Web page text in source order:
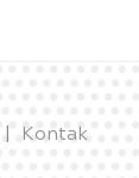
Kontak